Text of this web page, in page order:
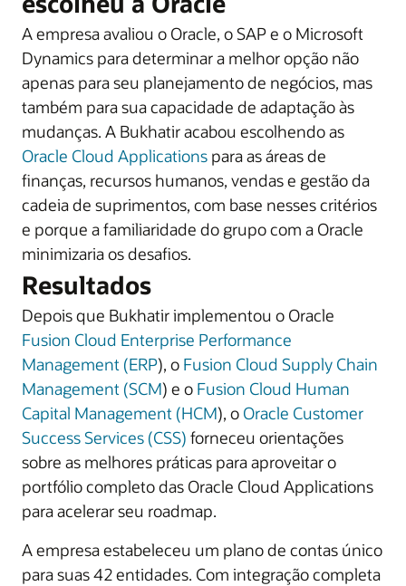
A empresa avaliou o Oracle, o SAP e o Microsoft
Dynamics para determinar a melhor opção não
apenas para seu planejamento de negócios, mas
também para sua capacidade de adaptação às
mudanças. A Bukhatir acabou escolhendo as
Oracle Cloud Applications para as áreas de
finanças, recursos humanos, vendas e gestão da
cadeia de suprimentos, com base nesses critérios
e porque a familiaridade do grupo com a Oracle
minimizaria os desafios.
Resultados
Depois que Bukhatir implementou o Oracle
Fusion Cloud Enterprise Performance
Management (ERP), o Fusion Cloud Supply Chain
Management (SCM) e o Fusion Cloud Human
Capital Management (HCM), o Oracle Customer
Success Services (CSS) forneceu orientações
sobre as melhores práticas para aproveitar o
portfólio completo das Oracle Cloud Applications
para acelerar seu roadmap.
A empresa estabeleceu um plano de contas único
para suas 42 entidades. Com integração completa